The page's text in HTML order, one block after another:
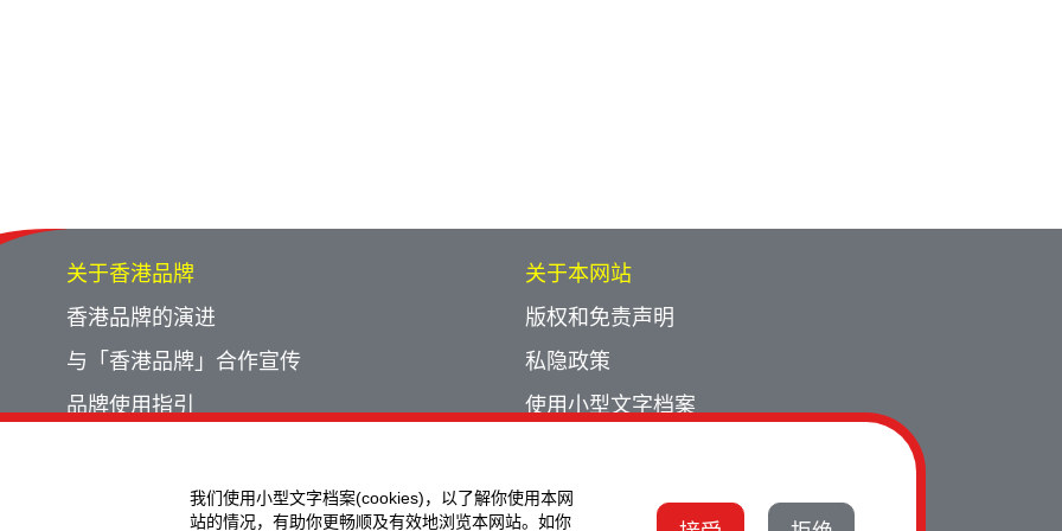
我们使用小型文字档案(cookies)，以了解你使用本网
站的情况，有助你更畅顺及有效地浏览本网站。如你
关于香港品牌
香港品牌的演进
与「香港品牌」合作宣传
品牌使用指引
关于本网站
版权和免责声明
私隐政策
使用小型文字档案
联络我们